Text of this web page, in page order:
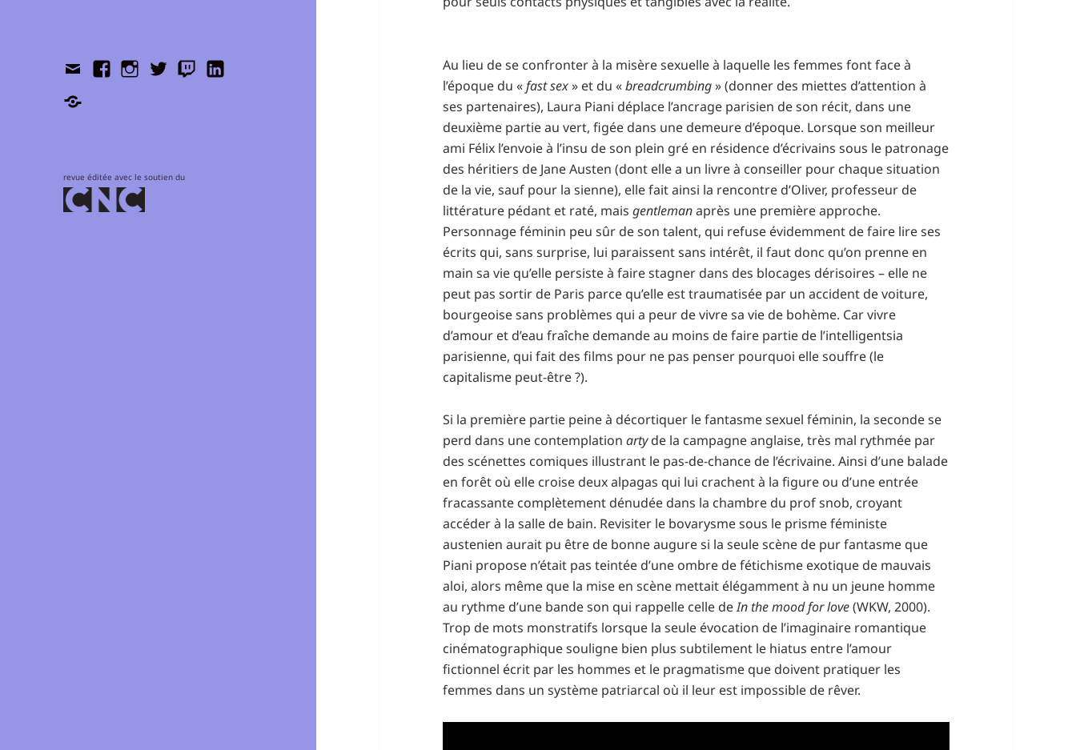
ContactFacebookInstagramTwitterTwitchLinkedIn
Shop
revue éditée avec le soutien du
Au lieu de se confronter à la misère sexuelle à laquelle les femmes font face à
l’époque du «fast sex» et du «breadcrumbing» (donner des miettes d’attention à
ses partenaires), Laura Piani déplace l’ancrage parisien de son récit, dans une
deuxième partie au vert, figée dans une demeure d’époque. Lorsque son meilleur
ami Félix l’envoie à l’insu de son plein gré en résidence d’écrivains sous le patronage
des héritiers de Jane Austen (dont elle a un livre à conseiller pour chaque situation
de la vie, sauf pour la sienne), elle fait ainsi la rencontre d’Oliver, professeur de
littérature pédant et raté, maisgentlemanaprès une première approche.
Personnage féminin peu sûr de son talent, qui refuse évidemment de faire lire ses
écrits qui, sans surprise, lui paraissent sans intérêt, il faut donc qu’on prenne en
main sa vie qu’elle persiste à faire stagner dans des blocages dérisoires – elle ne
peut pas sortir de Paris parce qu’elle est traumatisée par un accident de voiture,
bourgeoise sans problèmes qui a peur de vivre sa vie de bohème. Car vivre
d’amour et d’eau fraîche demande au moins de faire partie de l’intelligentsia
parisienne, qui fait des films pour ne pas penser pourquoi elle souffre (le
capitalisme peut-être ?).
Si la première partie peine à décortiquer le fantasme sexuel féminin, la seconde se
perd dans une contemplation artyde la campagne anglaise, très mal rythmée par
des scénettes comiques illustrant le pas-de-chance de l’écrivaine. Ainsi d’une balade
en forêt où elle croise deux alpagas qui lui crachent à la figure ou d’une entrée
fracassante complètement dénudée dans la chambre du prof snob, croyant
accéder à la salle de bain. Revisiter le bovarysme sous le prisme féministe
austenien aurait pu être de bonne augure si la seule scène de pur fantasme que
Piani propose n’était pas teintée d’une ombre de fétichisme exotique de mauvais
aloi, alors même que la mise en scène mettait élégamment à nu un jeune homme
au rythme d’une bande son qui rappelle celle deIn the mood for love(WKW, 2000).
Trop de mots monstratifs lorsque la seule évocation de l’imaginaire romantique
cinématographique souligne bien plus subtilement le hiatus entre l’amour
fictionnel écrit par les hommes et le pragmatisme que doivent pratiquer les
femmes dans un système patriarcal où il leur est impossible de rêver.